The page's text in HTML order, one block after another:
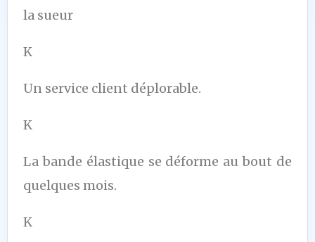
la sueur
K
Un service client déplorable.
K
La bande élastique se déforme au bout de
quelques mois.
K